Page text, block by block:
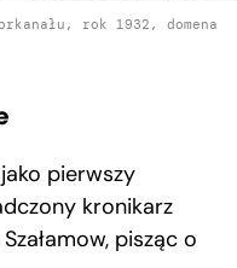
rok 1932, domena
pierwszy
kronikarz
pisząc o